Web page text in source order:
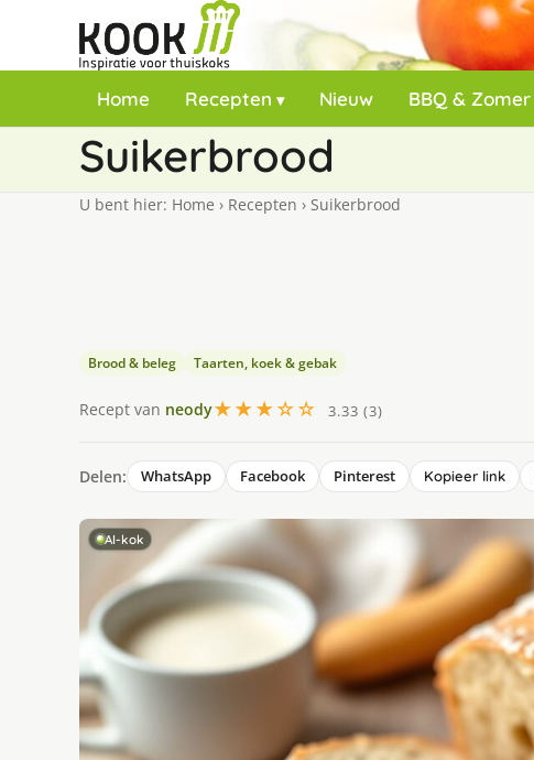
Home Recepten Nieuw BBQ & Zomer
Suikerbrood
U bent hier: Home › Recepten › Suikerbrood
Brood & beleg Taarten, koek & gebak
Recept van neody★★★☆☆ 3.33 (3)
Delen: WhatsApp Facebook Pinterest Kopieer link
AI-kok